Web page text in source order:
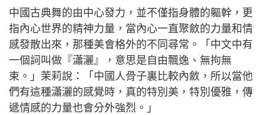
中國古典舞的由中心發力，並不僅指身體的軀幹，更
指內心世界的精神力量，當內心一直聚斂的力量和情
感發散出來，那種美會格外的不同尋常。「中文中有
一個詞叫做『瀟灑』，意思是自由飄逸、無拘無
束。」茉莉說：「中國人骨子裏比較內斂，所以當他
們有這種瀟灑的感覺時，真的特別美，特別優雅，傳
遞情感的力量也會分外強烈。」